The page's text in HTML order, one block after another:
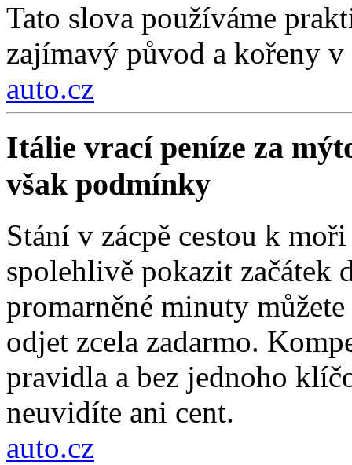
Tato slova používáme
zajímavý původ a kořeny
auto.cz
Itálie vrací peníze za
však podmínky
Stání v zácpě cestou k
spolehlivě pokazit začátek
promarněné minuty
odjet zcela zadarmo.
pravidla a bez jednoho
neuvidíte ani cent.
auto.cz